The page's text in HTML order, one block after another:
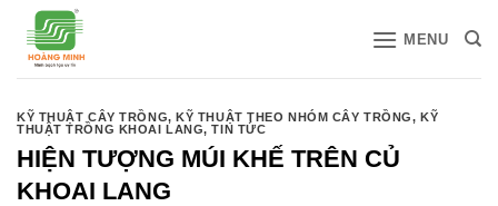
qua
MENU
KỸ THUẬT CÂY TRỒNG,KỸ THUẬT THEO NHÓM CÂY TRỒNG,KỸ
THUẬT TRỒNG KHOAI LANG,TIN TỨC
HIỆN TƯỢNG MÚI KHẾ TRÊN CỦ
KHOAI LANG